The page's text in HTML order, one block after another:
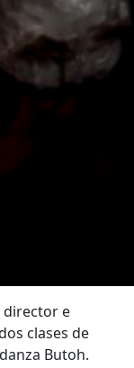
director e
clases de
Butoh.